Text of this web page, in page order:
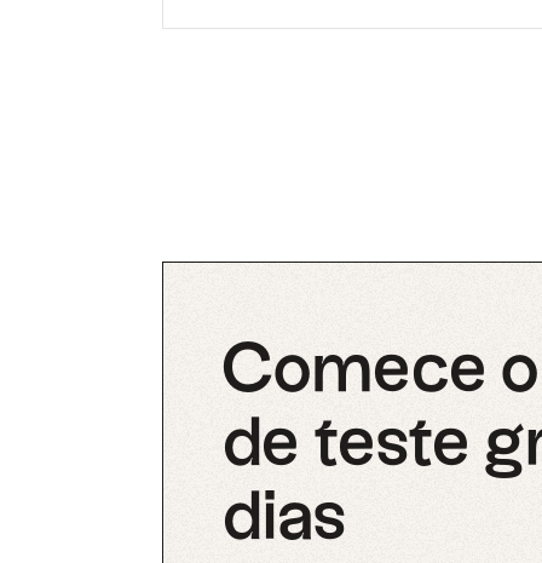
Comece
de teste
dias